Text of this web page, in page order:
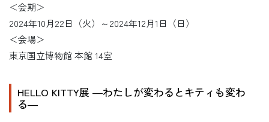
＜会期＞
2024年10月22日（火）～2024年12月1日（日）
＜会場＞
東京国立博物館 本館 14室
HELLO KITTY展 ―わたしが変わるとキティも変わ
る―